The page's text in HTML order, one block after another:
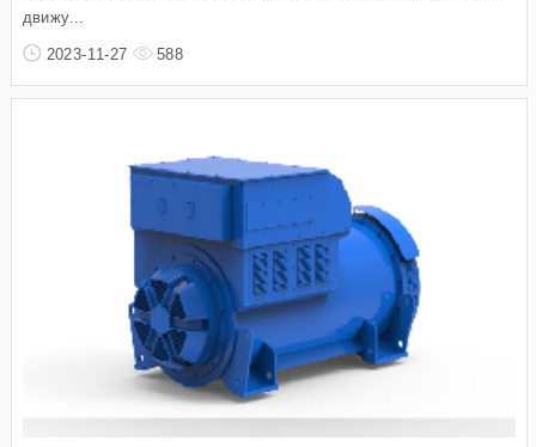
движу...
2023-11-27 588